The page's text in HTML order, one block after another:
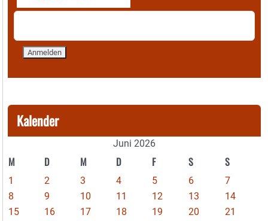
Kalender
Juni 2026
M D M D F S S
1 2 3 4 5 6
7
8
9 10 11 12 13
14
15
16 17 18 19 20
21